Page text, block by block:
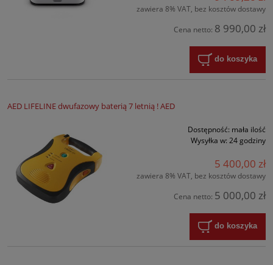
zawiera 8% VAT, bez kosztów dostawy
Cena netto: 8 990,00 zł
do koszyka
AED LIFELINE dwufazowy baterią 7 letnią ! AED
Dostępność: mała ilość
Wysyłka w: 24 godziny
5 400,00 zł
zawiera 8% VAT, bez kosztów dostawy
Cena netto: 5 000,00 zł
do koszyka